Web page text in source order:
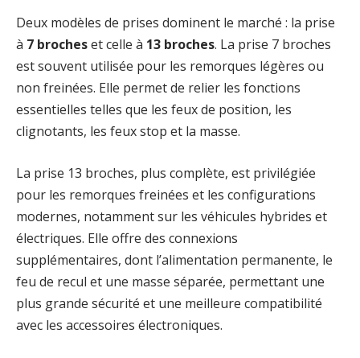
Deux modèles de prises dominent le marché : la prise
à 7 brocheset celle à 13 broches. La prise 7 broches
est souvent utilisée pour les remorques légères ou
non freinées. Elle permet de relier les fonctions
essentielles telles que les feux de position, les
clignotants, les feux stop et la masse.
La prise 13 broches, plus complète, est privilégiée
pour les remorques freinées et les configurations
modernes, notamment sur les véhicules hybrides et
électriques. Elle offre des connexions
supplémentaires, dont l’alimentation permanente, le
feu de recul et une masse séparée, permettant une
plus grande sécurité et une meilleure compatibilité
avec les accessoires électroniques.